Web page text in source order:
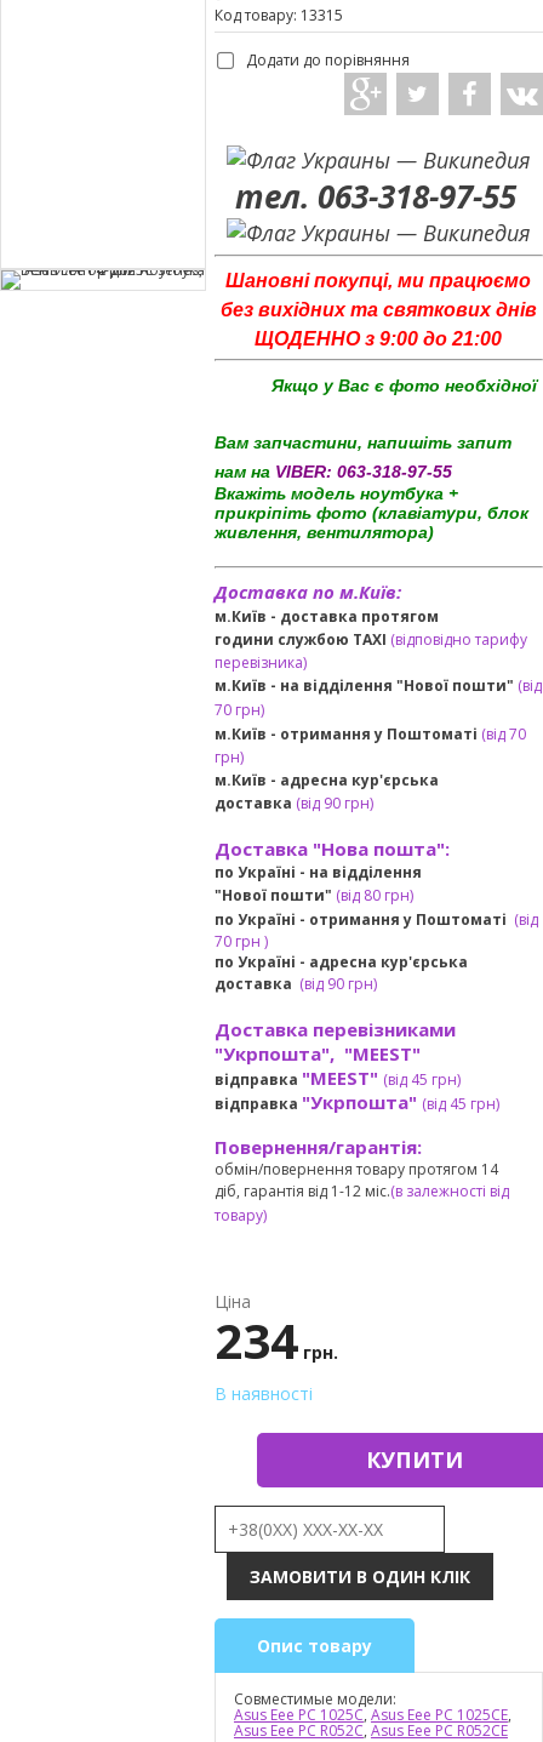
Код товару: 13315
Додати до порівняння
тел. 063-318-97-55
Шановні покупці, ми працюємо
без вихідних та святкових днів
ЩОДЕННО з 9:00 до 21:00
Якщо у Вас є фото необхідної
Вам запчастини, напишіть запит
нам на VIBER: 063-318-97-55
Вкажіть модель ноутбука +
прикріпіть фото (клавіатури, блок
живлення, вентилятора)
Доставка по м.Київ:
м.Київ - доставка протягом
години службою TAXI (відповідно тарифу
перевізника)
м.Київ - на відділення "Нової пошти" (від
70 грн)
м.Київ - отримання у Поштоматі (від 70
грн)
м.Київ - адресна кур'єрська
доставка (від90 грн)
Доставка "Нова пошта":
по Україні - на відділення
"Нової пошти" (від 80 грн)
по Україні - отримання у Поштоматі (від
70 грн )
по Україні - адресна кур'єрська
доставка (від90 грн)
Доставка перевізниками
"Укрпошта", "MEEST"
відправка "MEEST" (від 45 грн)
відправка "Укрпошта" (від 45 грн)
Повернення/гарантія:
обмін/повернення товару протягом 14
діб, гарантія від 1-12 міс.(в залежності від
товару)
Ціна
234 грн.
В наявності
КУПИТИ
Опис товару
Совместимые модели:
Asus Eee PC 1025C, Asus Eee PC 1025CE,
Asus Eee PC R052C, Asus Eee PC R052CE